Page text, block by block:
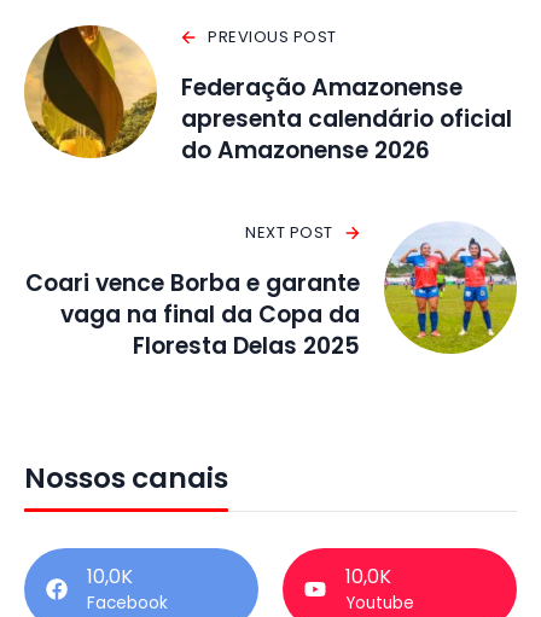
PREVIOUS POST
Federação Amazonense
apresenta calendário oficial
do Amazonense 2026
NEXT POST
Coari vence Borba e garante
vaga na final da Copa da
Floresta Delas 2025
Nossos canais
10,0K
Facebook
10,0K
Youtube